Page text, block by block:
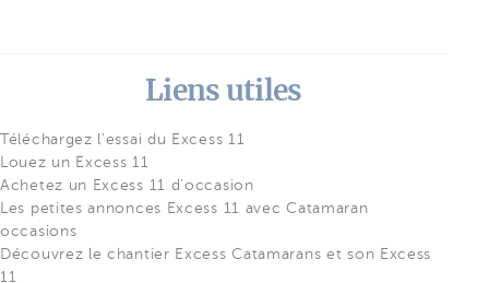
Liens utiles
Téléchargez l'essai du Excess 11
Louez un Excess 11
Achetez un Excess 11 d'occasion
Les petites annonces Excess 11 avec Catamaran
occasions
Découvrez le chantier Excess Catamarans et son Excess
11